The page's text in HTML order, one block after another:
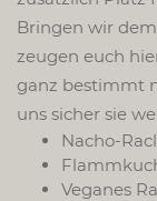
Bringen wir
zeugen euch
ganz bestimmt
uns sicher sie
Nacho-
Veganes